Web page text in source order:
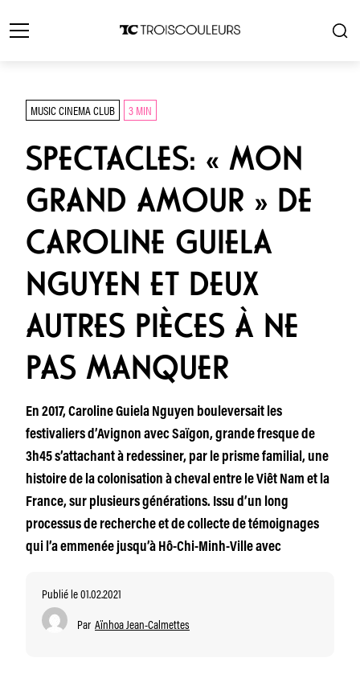
MUSIC CINEMA CLUB 3 MIN
SPECTACLES: « MON
GRAND AMOUR » DE
CAROLINE GUIELA
NGUYEN ET DEUX
AUTRES PIÈCES À NE
PAS MANQUER
En 2017, Caroline Guiela Nguyen bouleversait les
festivaliers d’Avignon avec Saïgon, grande fresque de
3h45 s’attachant à redessiner, par le prisme familial, une
histoire de la colonisation à cheval entre le Viêt Nam et la
France, sur plusieurs générations. Issu d’un long
processus de recherche et de collecte de témoignages
qui l’a emmenée jusqu’à Hô-Chi-Minh-Ville avec
Publié le 01.02.2021
Par Aïnhoa Jean-Calmettes